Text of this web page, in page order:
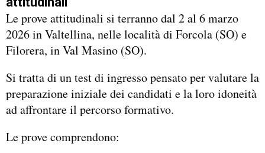
Le prove attitudinali si terranno dal 2 al 6 marzo
2026 in Valtellina, nelle località di Forcola (SO) e
Filorera, in Val Masino (SO).
Si tratta di un test di ingresso pensato per valutare la
preparazione iniziale dei candidati e la loro idoneità
ad affrontare il percorso formativo.
Le prove comprendono: